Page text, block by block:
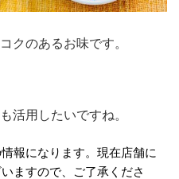
クのあるお味です。
活用したいですね。
報になります。現在店舗に
ますので、ご了承くださ